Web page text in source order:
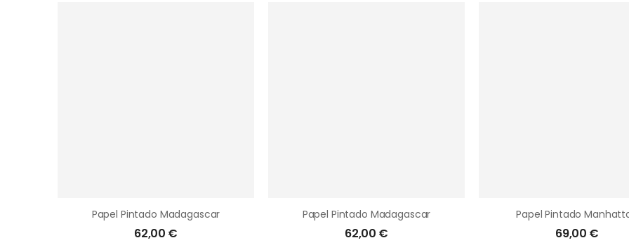
Papel Pintado Madagascar
62,00 €
Papel Pintado Madagascar
62,00 €
Papel Pintado
69,00 €